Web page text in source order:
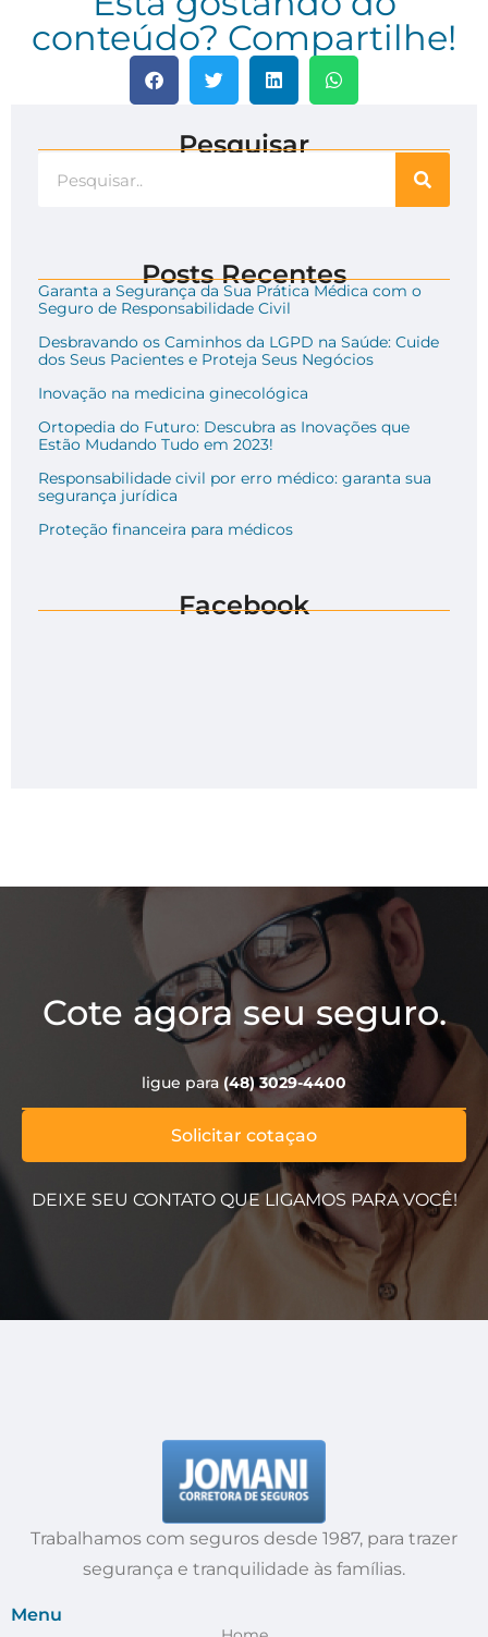
conteúdo? Compartilhe!
Pesquisar
Posts Recentes
Garanta a Segurança da Sua Prática Médica com o
Seguro de Responsabilidade Civil
Desbravando os Caminhos da LGPD na Saúde: Cuide
dos Seus Pacientes e Proteja Seus Negócios
Inovação na medicina ginecológica
Ortopedia do Futuro: Descubra as Inovações que
Estão Mudando Tudo em 2023!
Responsabilidade civil por erro médico: garanta sua
segurança jurídica
Proteção financeira para médicos
Facebook
Cote agora seu seguro.
Solicitar cotaçao
ligue para (48) 3029-4400
DEIXE SEU CONTATO QUE LIGAMOS PARA VOCÊ!
Trabalhamos com seguros desde 1987, para trazer
segurança e tranquilidade às famílias.
Menu